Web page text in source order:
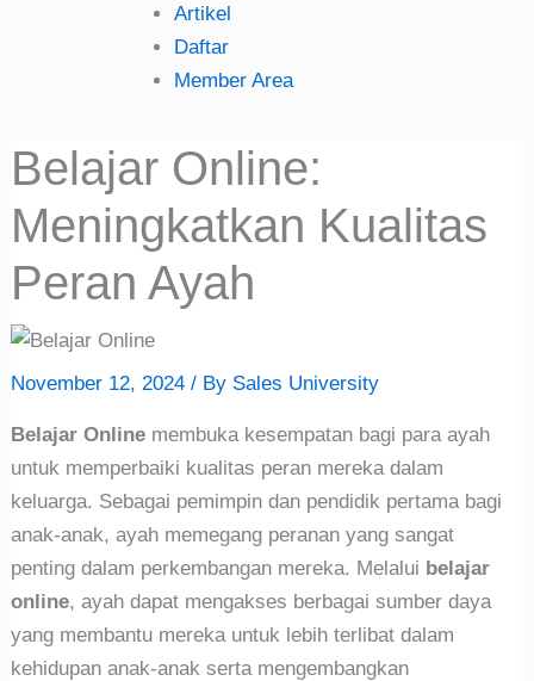
Artikel
Daftar
Member Area
Belajar Online:
Meningkatkan Kualitas
Peran Ayah
November 12, 2024/ By Sales University
Belajar Online membuka kesempatan bagi para ayah
untuk memperbaiki kualitas peran mereka dalam
keluarga. Sebagai pemimpin dan pendidik pertama bagi
anak-anak, ayah memegang peranan yang sangat
penting dalam perkembangan mereka. Melalui belajar
online, ayah dapat mengakses berbagai sumber daya
yang membantu mereka untuk lebih terlibat dalam
kehidupan anak-anak serta mengembangkan